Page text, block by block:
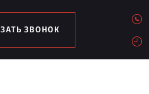
ЗВОНОК